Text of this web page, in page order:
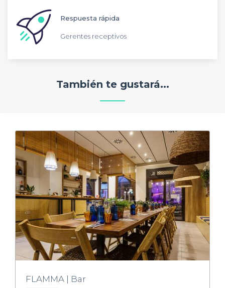
Respuesta rápida
Gerentes receptivos
También te gustará...
FLAMMA | Bar